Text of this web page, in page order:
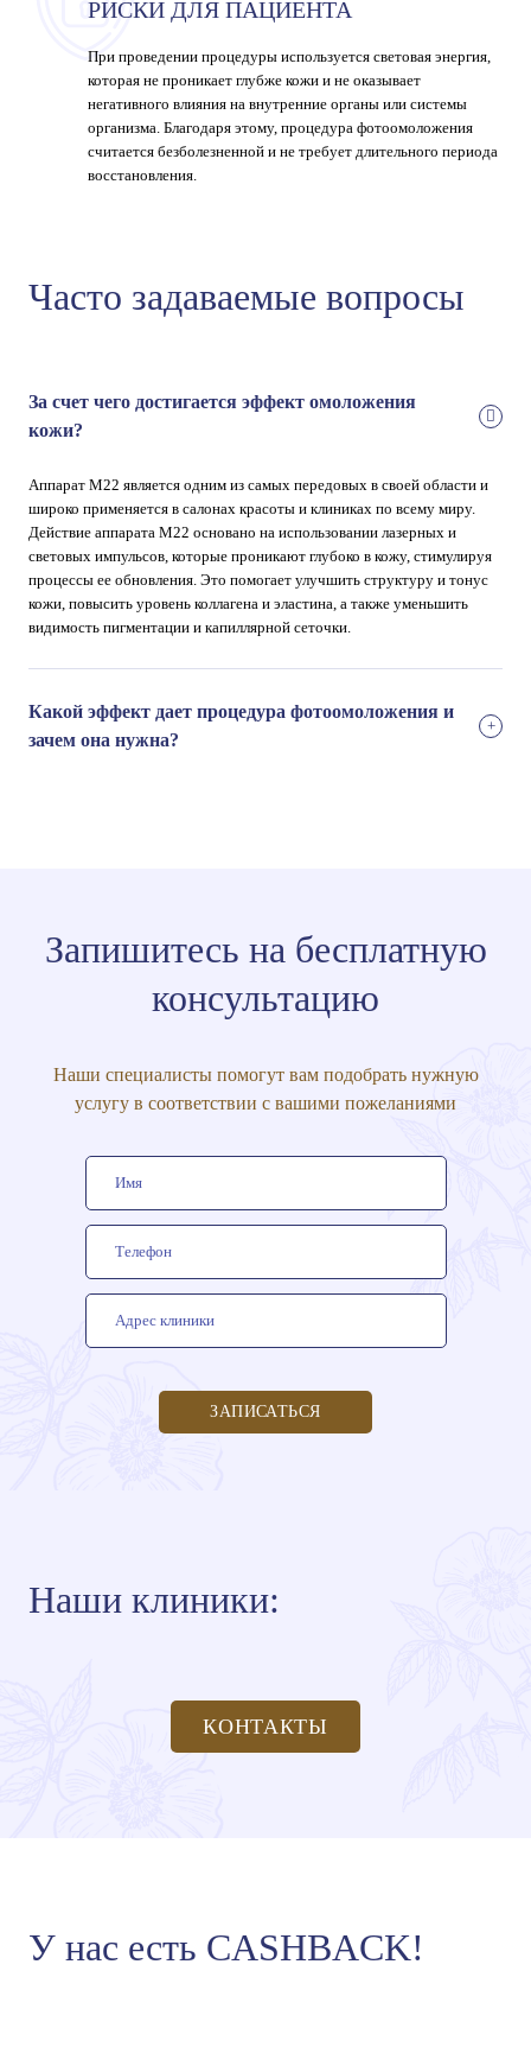
РИСКИ ДЛЯ ПАЦИЕНТА
При проведении процедуры используется световая энергия,
которая не проникает глубже кожи и не оказывает
негативного влияния на внутренние органы или системы
организма. Благодаря этому, процедура фотоомоложения
считается безболезненной и не требует длительного периода
восстановления.
Часто задаваемые вопросы
За счет чего достигается эффект омоложения
кожи?
Аппарат М22 является одним из самых передовых в своей области и
широко применяется в салонах красоты и клиниках по всему миру.
Действие аппарата M22 основано на использовании лазерных и
световых импульсов, которые проникают глубоко в кожу, стимулируя
процессы ее обновления. Это помогает улучшить структуру и тонус
кожи, повысить уровень коллагена и эластина, а также уменьшить
видимость пигментации и капиллярной сеточки.
Какой эффект дает процедура фотоомоложения и
зачем она нужна?
Запишитесь на бесплатную
консультацию
Наши специалисты помогут вам подобрать нужную
услугу в соответствии с вашими пожеланиями
ЗАПИСАТЬСЯ
Наши клиники:
КОНТАКТЫ
У нас есть CASHBACK!